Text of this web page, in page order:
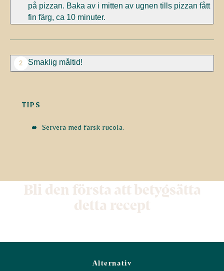
på pizzan. Baka av i mitten av ugnen tills pizzan fått
fin färg, ca 10 minuter.
2 Smaklig måltid!
TIPS
Servera med färsk rucola.
Bli den första att betygsätta
detta recept
Alternativ